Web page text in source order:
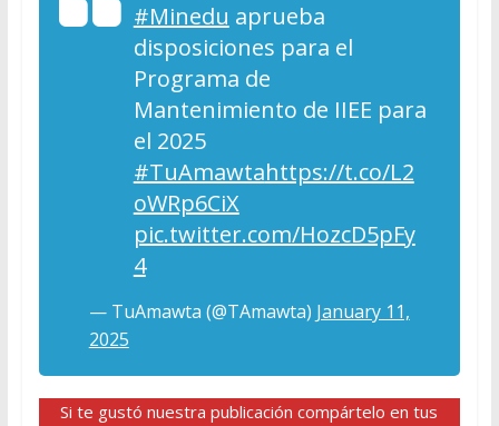
#Minedu aprueba
disposiciones para el
Programa de
Mantenimiento de IIEE para
el 2025
#TuAmawtahttps://t.co/L2
oWRp6CiX
pic.twitter.com/HozcD5pFy
4
— TuAmawta (@TAmawta) January 11,
2025
Si te gustó nuestra publicación compártelo en tus